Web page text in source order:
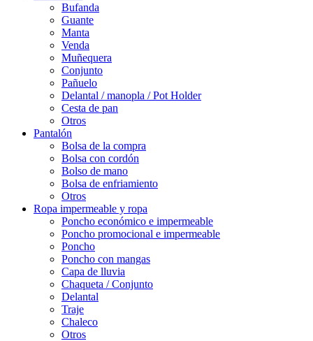
Bufanda
Guante
Manta
Venda
Muñequera
Conjunto
Pañuelo
Delantal / manopla / Pot Holder
Cesta de pan
Otros
Pantalón
Bolsa de la compra
Bolsa con cordón
Bolso de mano
Bolsa de enfriamiento
Otros
Ropa impermeable y ropa
Poncho económico e impermeable
Poncho promocional e impermeable
Poncho
Poncho con mangas
Capa de lluvia
Chaqueta / Conjunto
Delantal
Traje
Chaleco
Otros